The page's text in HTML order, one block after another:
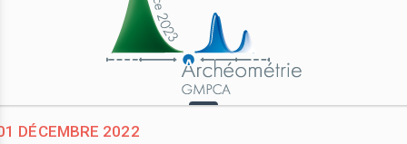
décembre 2022